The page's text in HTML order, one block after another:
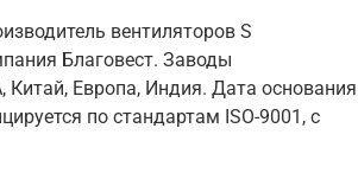
вентиляторов S
Благовест. Заводы
Европа, Индия. Дата основания
по стандартам ISO-9001, с